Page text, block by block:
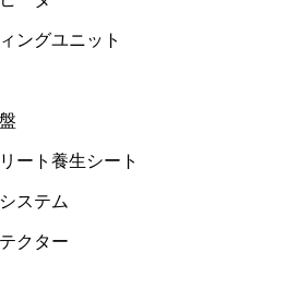
ングユニット
ート養生シート
ステム
クター